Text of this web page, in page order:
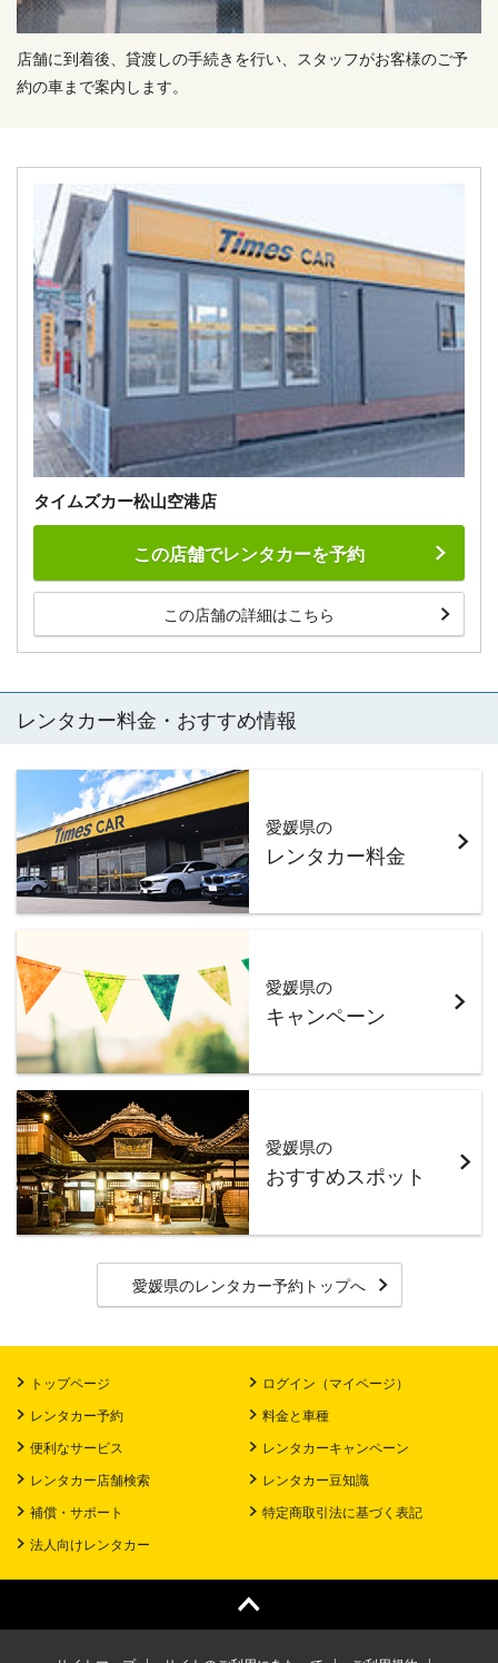
店舗に到着後、貸渡しの手続きを行い、スタッフがお客様のご予
約の車まで案内します。
タイムズカー松山空港店
この店舗でレンタカーを予約
この店舗の詳細はこちら
レンタカー料金・おすすめ情報
愛媛県の
レンタカー料金
愛媛県の
キャンペーン
愛媛県の
おすすめスポット
愛媛県のレンタカー予約トップへ
トップページ
ログイン（マイページ）
レンタカー予約
料金と車種
便利なサービス
レンタカーキャンペーン
レンタカー店舗検索
レンタカー豆知識
補償・サポート
特定商取引法に基づく表記
法人向けレンタカー